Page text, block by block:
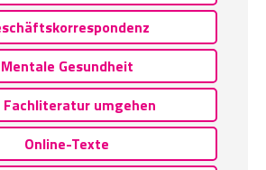
Mentale Gesundheit
umgehen
Online-Texte